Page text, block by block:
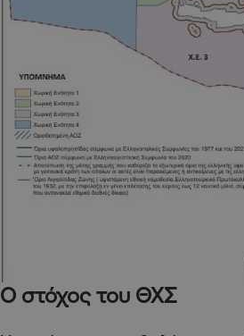
Ο στόχος του ΘΧΣ